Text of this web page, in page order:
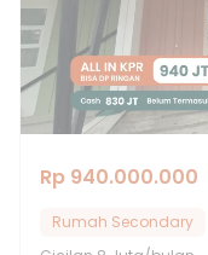
Rp 940.000.000
Rumah Secondary